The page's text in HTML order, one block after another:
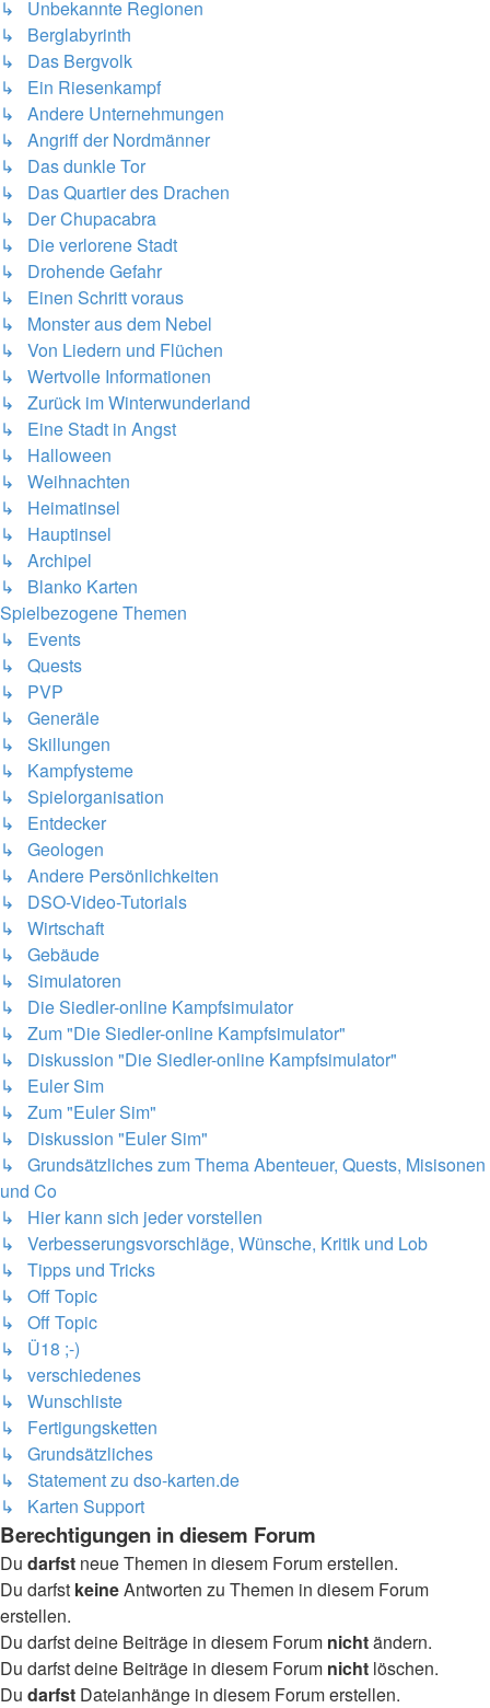
↳ Unbekannte Regionen
↳ Berglabyrinth
↳ Das Bergvolk
↳ Ein Riesenkampf
↳ Andere Unternehmungen
↳ Angriff der Nordmänner
↳ Das dunkle Tor
↳ Das Quartier des Drachen
↳ Der Chupacabra
↳ Die verlorene Stadt
↳ Drohende Gefahr
↳ Einen Schritt voraus
↳ Monster aus dem Nebel
↳ Von Liedern und Flüchen
↳ Wertvolle Informationen
↳ Zurück im Winterwunderland
↳ Eine Stadt in Angst
↳ Halloween
↳ Weihnachten
↳ Heimatinsel
↳ Hauptinsel
↳ Archipel
↳ Blanko Karten
Spielbezogene Themen
↳ Events
↳ Quests
↳ PVP
↳ Generäle
↳ Skillungen
↳ Kampfysteme
↳ Spielorganisation
↳ Entdecker
↳ Geologen
↳ Andere Persönlichkeiten
↳ DSO-Video-Tutorials
↳ Wirtschaft
↳ Gebäude
↳ Simulatoren
↳ Die Siedler-online Kampfsimulator
↳ Zum "Die Siedler-online Kampfsimulator"
↳ Diskussion "Die Siedler-online Kampfsimulator"
↳ Euler Sim
↳ Zum "Euler Sim"
↳ Diskussion "Euler Sim"
↳ Grundsätzliches zum Thema Abenteuer, Quests, Misisonen
und Co
↳ Hier kann sich jeder vorstellen
↳ Verbesserungsvorschläge, Wünsche, Kritik und Lob
↳ Tipps und Tricks
↳ Off Topic
↳ Off Topic
↳ Ü18 ;-)
↳ verschiedenes
↳ Wunschliste
↳ Fertigungsketten
↳ Grundsätzliches
↳ Statement zu dso-karten.de
↳ Karten Support
Berechtigungen in diesem Forum
Du darfst neue Themen in diesem Forum erstellen.
Du darfst keineAntworten zu Themen in diesem Forum
erstellen.
Du darfst deine Beiträge in diesem Forum nichtändern.
Du darfst deine Beiträge in diesem Forum nicht löschen.
Du darfst Dateianhänge in diesem Forum erstellen.